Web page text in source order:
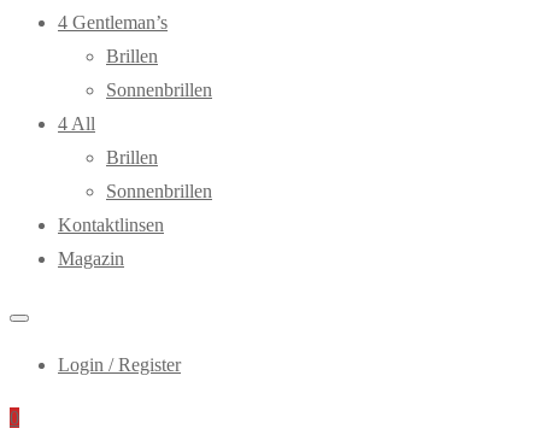
4 Gentleman’s
Brillen
Sonnenbrillen
4 All
Brillen
Sonnenbrillen
Kontaktlinsen
Magazin
Login / Register
0